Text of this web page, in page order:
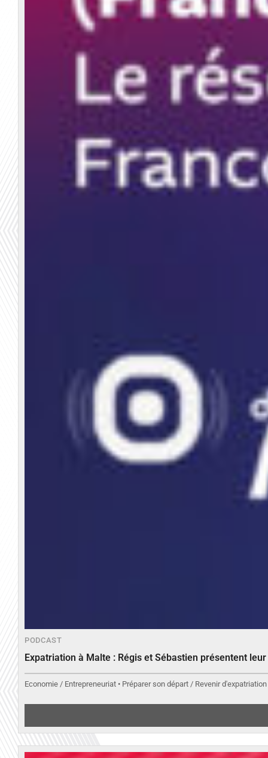
PODCAST
Expatriation à Malte : Régis et Sébastien présentent
Economie / Entrepreneuriat • Préparer son départ / Revenir d'expatriation